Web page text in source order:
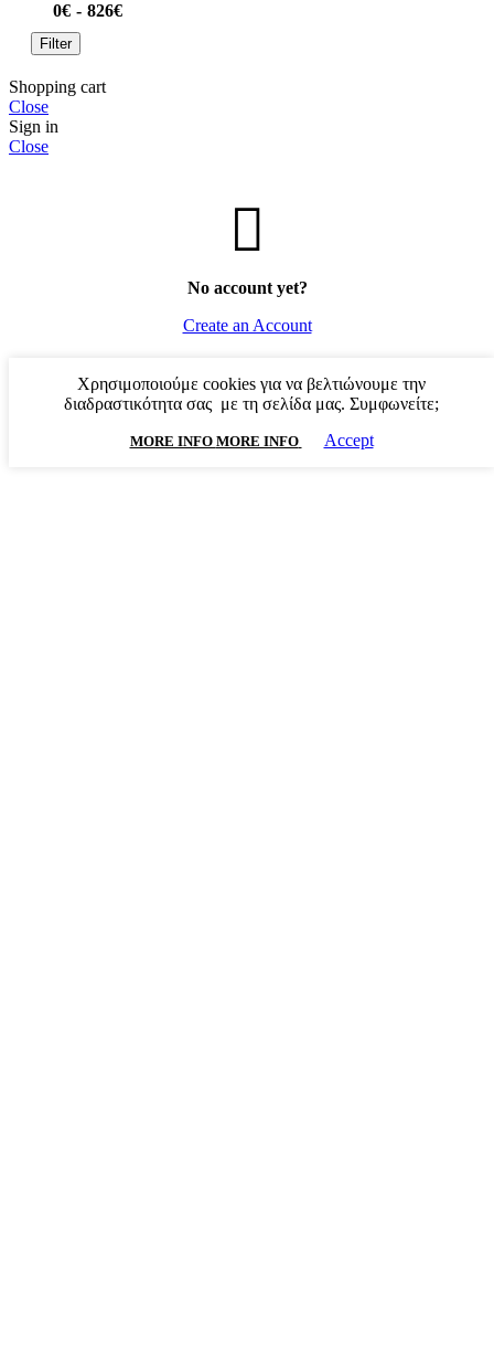
0€ 826€
Filter
Shopping cart
Close
Sign in
Close
No account yet?
Create an Account
Χρησιμοποιούμε cookies για να βελτιώνουμε την
διαδραστικότητα σας με τη σελίδα μας. Συμφωνείτε;
MORE INFO MORE INFO Accept